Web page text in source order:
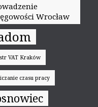
Wrocław
VAT Kraków
czasu pracy